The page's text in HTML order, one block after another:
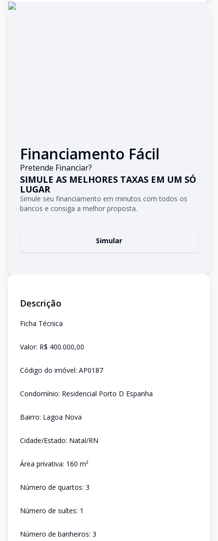
Financiamento Fácil
Pretende Financiar?
SIMULE AS MELHORES TAXAS EM UM SÓ
LUGAR
Simule seu financiamento em minutos com todos os
bancos e consiga a melhor proposta.
Simular
Descrição
Ficha Técnica
Valor: R$ 400.000,00
Código do imóvel: AP0187
Condomínio: Residencial Porto D Espanha
Bairro: Lagoa Nova
Cidade/Estado: Natal/RN
Área privativa: 160 m²
Número de quartos: 3
Número de suítes: 1
Número de banheiros: 3